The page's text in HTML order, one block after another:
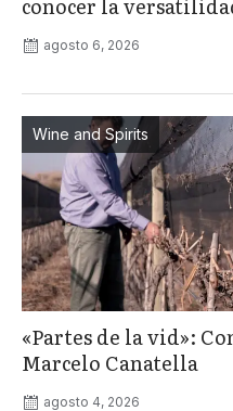
conocer la
agosto 6, 2026
Wine and Spirits
«Partes de la vid»:
Marcelo Canatella
agosto 4, 2026